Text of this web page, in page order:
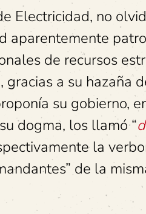
Electricidad, no
aparentemente
de recursos
a su hazaña
su gobierno,
dogma, los llamó “
la
de la